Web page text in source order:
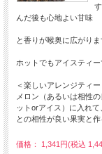
んだ後も心地よい甘味
と香りが喉奥に広がり
ホットでもアイスティー
＜楽しいアレンジティー
メロン（あるいは相性
ットorアイス）に入れ
との相性が良い果実と
価格： 1,341円(税込